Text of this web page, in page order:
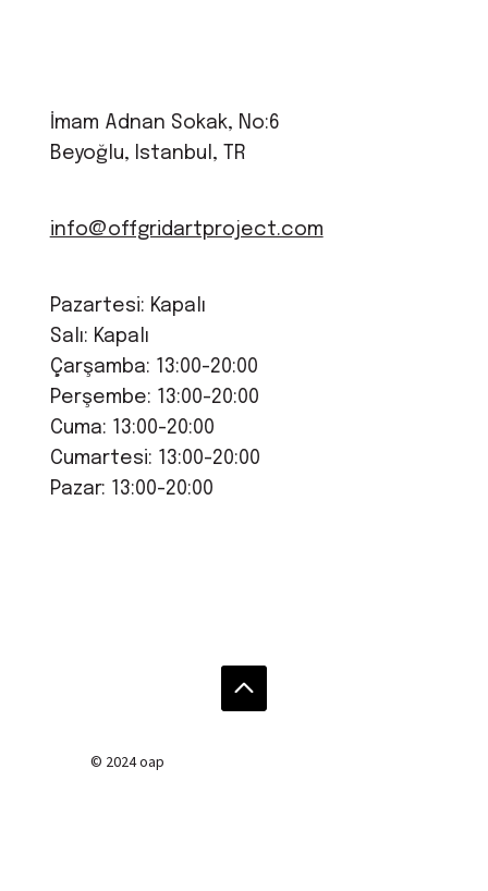
İmam Adnan Sokak, No:6
Beyoğlu, Istanbul, TR
info@offgridartproject.com
Pazartesi: Kapalı
Salı: Kapalı
Çarşamba: 13:00-20:00
Perşembe: 13:00-20:00
Cuma: 13:00-20:00
Cumartesi: 13:00-20:00
Pazar: 13:00-20:00
© 2024 oap